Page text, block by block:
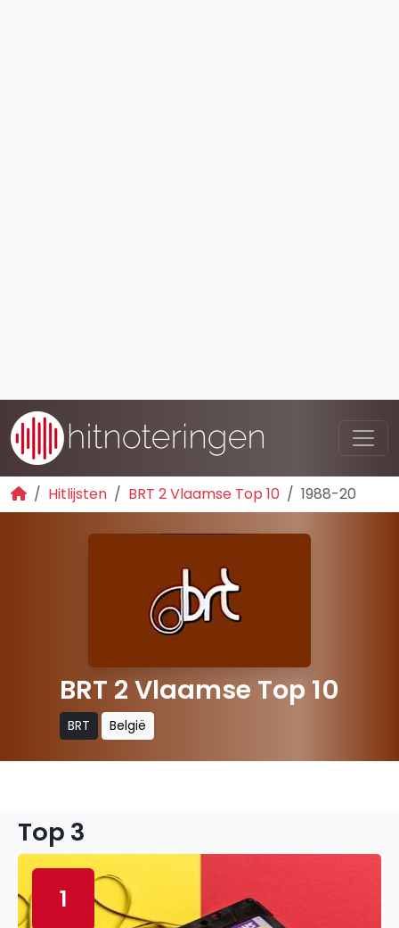
Hitlijsten BRT 2 Vlaamse Top 10 1988-20
BRT 2 Vlaamse Top 10
BRT België
Top 3
1